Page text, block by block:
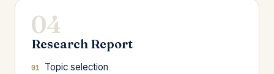
04
Research Report
Topic selection